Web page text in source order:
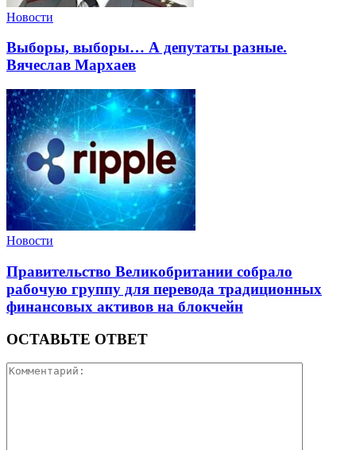
Новости
Выборы, выборы… А депутаты разные.
Вячеслав Мархаев
Новости
Правительство Великобритании собрало
рабочую группу для перевода традиционных
финансовых активов на блокчейн
ОСТАВЬТЕ ОТВЕТ